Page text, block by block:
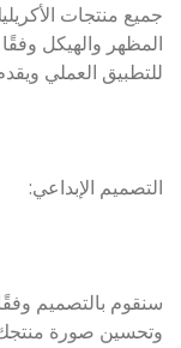
جميع منتجات
المظهر والهيكل
للتطبيق العملي
التصميم الإبداعي:
سنقوم بالتصميم
وتحسين صورة منتجك